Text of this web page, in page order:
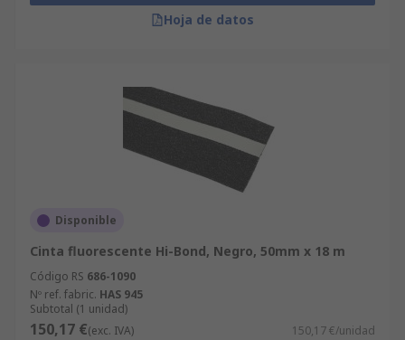
Hoja de datos
Disponible
Cinta fluorescente Hi-Bond, Negro, 50mm x 18 m
Código RS 686-1090
Nº ref. fabric. HAS 945
Subtotal (1 unidad)
150,17 €(exc. IVA) 150,17 €/unidad